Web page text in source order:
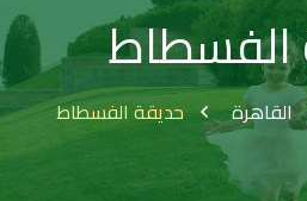
الفسطاط
القاهرة حديقة الفسطاط